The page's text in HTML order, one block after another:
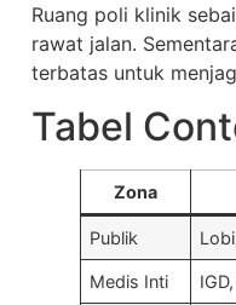
Ruang poli klinik
rawat jalan.
terbatas untuk
Tabel
Zona
Publik
Medis Inti